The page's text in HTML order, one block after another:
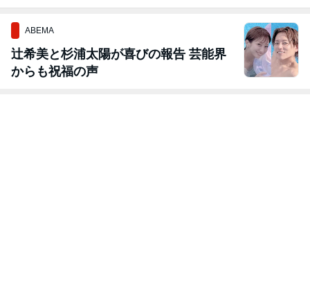
ABEMA
辻希美と杉浦太陽が喜びの報告 芸能界
からも祝福の声